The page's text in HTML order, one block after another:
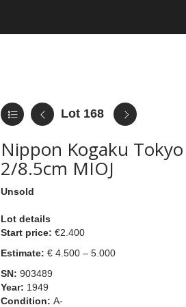
Lot 168
Nippon Kogaku
2/8.5cm MIOJ
Unsold
Lot details
Start price: €2.400
Estimate: € 4.500 – 5.000
SN: 903489
Year: 1949
Condition: A-